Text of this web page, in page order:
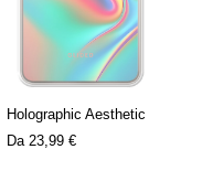
Holographic Aesthetic
Da 23,99 €